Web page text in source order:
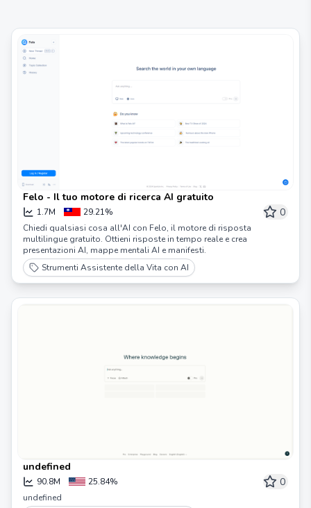
Felo - Il tuo motore di ricerca AI gratuito
1.7M 29.21% 0
Chiedi qualsiasi cosa all'AI con Felo, il motore di risposta
multilingue gratuito. Ottieni risposte in tempo reale e crea
presentazioni AI, mappe mentali AI e manifesti.
Strumenti Assistente della Vita con AI
undefined
90.8M 25.84% 0
undefined